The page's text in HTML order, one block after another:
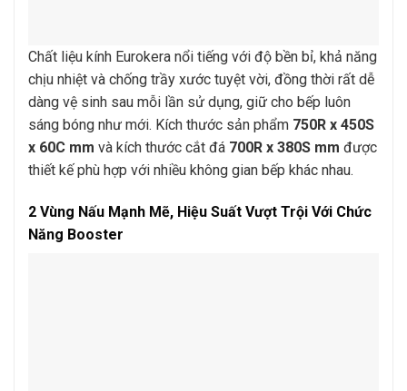
Chất liệu kính Eurokera nổi tiếng với độ bền bỉ, khả năng
chịu nhiệt và chống trầy xước tuyệt vời, đồng thời rất dễ
dàng vệ sinh sau mỗi lần sử dụng, giữ cho bếp luôn
sáng bóng như mới. Kích thước sản phẩm 750R x 450S
x 60C mm và kích thước cắt đá 700R x 380S mm được
thiết kế phù hợp với nhiều không gian bếp khác nhau.
2 Vùng Nấu Mạnh Mẽ, Hiệu Suất Vượt Trội Với Chức
Năng Booster